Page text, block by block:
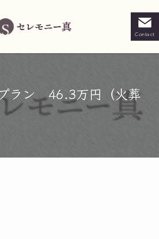
Contact
ラン 46.3万円（火葬